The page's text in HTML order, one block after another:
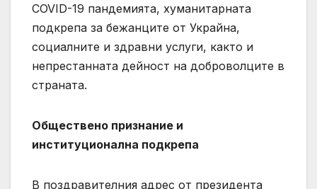
COVID-19 пандемията, хуманитарната
подкрепа за бежанците от Украйна,
социалните и здравни услуги, както и
непрестанната дейност на доброволците в
страната.
Обществено признание и
институционална подкрепа
В поздравителния адрес от президента